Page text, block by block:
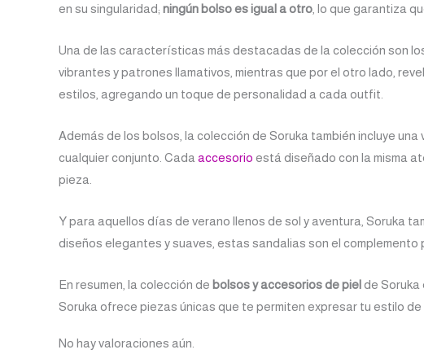
en su singularidad; ningún bolso es igual a otro , lo que garantiza
Una de las características más destacadas de la colección son
vibrantes y patrones llamativos, mientras que por el otro lado,
estilos, agregando un toque de personalidad a cada outfit.
Además de los bolsos, la colección de Soruka también incluye
cualquier conjunto. Cada accesorio está diseñado con la misma
pieza.
Y para aquellos días de verano llenos de sol y aventura, Soruka
diseños elegantes y suaves, estas sandalias son el
En resumen, la colección de bolsos y accesorios de pielde Soruka
Soruka ofrece piezas únicas que te permiten expresar tu estilo
No hay valoraciones aún.